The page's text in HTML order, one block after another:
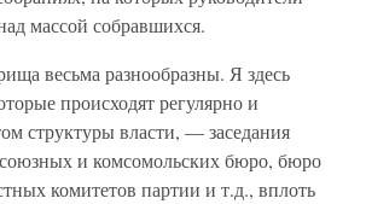
массой собравшихся.
весьма разнообразны. Я здесь
происходят регулярно и
структуры власти, — заседания
и комсомольских бюро, бюро
комитетов партии и т.д., вплоть